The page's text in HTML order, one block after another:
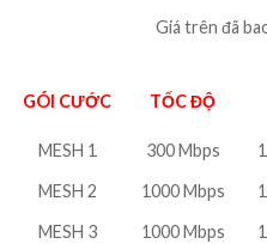
Giá trên đã
GÓI CƯỚC TỐC ĐỘ
MESH 1 300 Mbps
MESH 2
1000 Mbps
MESH 3
1000 Mbps